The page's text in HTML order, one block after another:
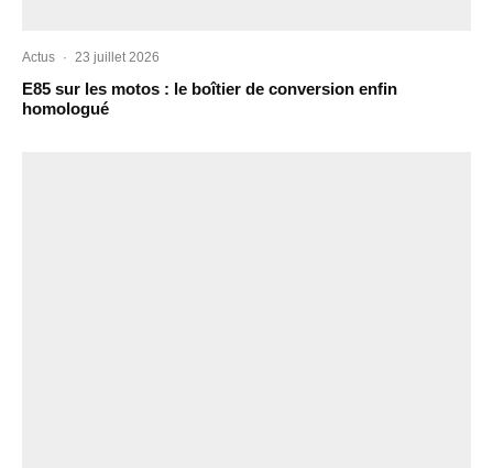
Actus · 23 juillet 2026
E85 sur les motos : le boîtier de conversion enfin
homologué